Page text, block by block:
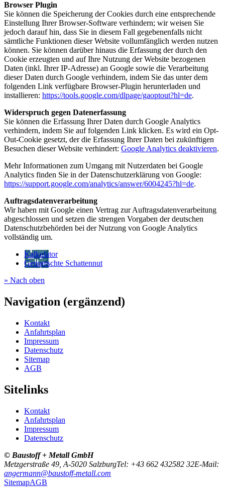
Browser Plugin
Sie können die Speicherung der Cookies durch eine entsprechende
Einstellung Ihrer Browser-Software verhindern; wir weisen Sie
jedoch darauf hin, dass Sie in diesem Fall gegebenenfalls nicht
sämtliche Funktionen dieser Website vollumfänglich werden nutzen
können. Sie können darüber hinaus die Erfassung der durch den
Cookie erzeugten und auf Ihre Nutzung der Website bezogenen
Daten (inkl. Ihrer IP-Adresse) an Google sowie die Verarbeitung
dieser Daten durch Google verhindern, indem Sie das unter dem
folgenden Link verfügbare Browser-Plugin herunterladen und
installieren: https://tools.google.com/dlpage/gaoptout?hl=de.
Widerspruch gegen Datenerfassung
Sie können die Erfassung Ihrer Daten durch Google Analytics
verhindern, indem Sie auf folgenden Link klicken. Es wird ein Opt-
Out-Cookie gesetzt, der die Erfassung Ihrer Daten bei zukünftigen
Besuchen dieser Website verhindert: Google Analytics deaktivieren.
Mehr Informationen zum Umgang mit Nutzerdaten bei Google
Analytics finden Sie in der Datenschutzerklärung von Google:
https://support.google.com/analytics/answer/6004245?hl=de.
Auftragsdatenverarbeitung
Wir haben mit Google einen Vertrag zur Auftragsdatenverarbeitung
abgeschlossen und setzen die strengen Vorgaben der deutschen
Datenschutzbehörden bei der Nutzung von Google Analytics
vollständig um.
Kalkulator
Gequetschte Schattennut
» Nach oben
Navigation (ergänzend)
Kontakt
Anfahrtsplan
Impressum
Datenschutz
Sitemap
AGB
Sitelinks
Kontakt
Anfahrtsplan
Impressum
Datenschutz
© Baustoff + Metall GmbH
Metzgerstraße 49, A-5020 SalzburgTel: +43 662 432582 32E-Mail:
angermann@baustoff-metall.com
SitemapAGB